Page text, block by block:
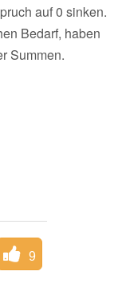
auf 0 sinken.
Bedarf, haben
Summen.
9